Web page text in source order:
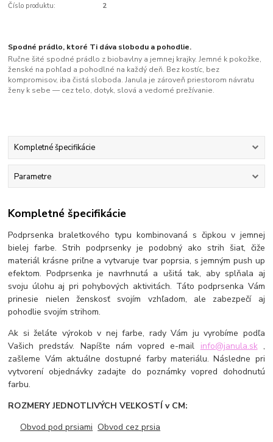
Číslo produktu: 2
Spodné prádlo, ktoré Ti dáva slobodu a pohodlie.
Ručne šité spodné prádlo z biobavlny a jemnej krajky. Jemné k pokožke,
ženské na pohľad a pohodlné na každý deň. Bez kostíc, bez
kompromisov, iba čistá sloboda. Janula je zároveň priestorom návratu
ženy k sebe — cez telo, dotyk, slová a vedomé prežívanie.
Kompletné špecifikácie
Parametre
Kompletné špecifikácie
Podprsenka braletkového typu kombinovaná s čipkou v jemnej
bielej farbe. Strih podprsenky je podobný ako strih šiat, čiže
materiál krásne priľne a vytvaruje tvar poprsia, s jemným push up
efektom. Podprsenka je navrhnutá a ušitá tak, aby splňala aj
svoju úlohu aj pri pohybových aktivitách. Táto podprsenka Vám
prinesie nielen ženskosť svojím vzhľadom, ale zabezpečí aj
pohodlie svojím strihom.
Ak si želáte výrokob v nej farbe, rady Vám ju vyrobíme podľa
Vašich predstáv. Napíšte nám vopred e-mail info@janula.sk,
zašleme Vám aktuálne dostupné farby materiálu. Následne pri
vytvorení objednávky zadajte do poznámky vopred dohodnutú
farbu.
ROZMERY JEDNOTLIVÝCH VEĽKOSTÍ v CM:
Obvod pod prsiami Obvod cez prsia